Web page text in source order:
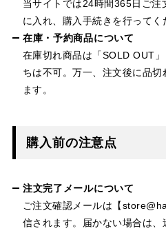
当サイトでは24時間365日ご注
に入れ、購入手続きを行ってく
在庫・予約商品について
在庫切れ商品は「SOLD OUT
ちは不可。万一、注文後に品
ます。
購入前の注意点
注文完了メールについて
ご注文確認メールは【
信されます。届かない場合は